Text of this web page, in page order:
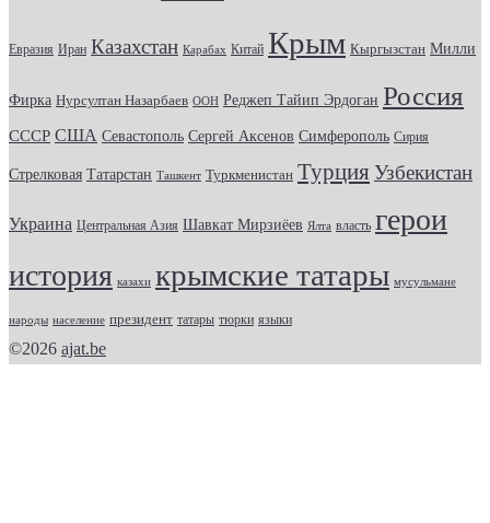
Евразия Иран Казахстан Карабах Китай Крым Кыргызстан Милли
Фирка Нурсултан Назарбаев ООН Реджеп Тайип Эрдоган Россия
СССР США Севастополь Сергей Аксенов Симферополь Сирия
Стрелковая Татарстан Ташкент Туркменистан Турция Узбекистан
Украина Центральная Азия Шавкат Мирзиёев Ялта власть герои
история казахи крымские татары мусульмане
народы население президент татары тюрки языки
©2026 ajat.be